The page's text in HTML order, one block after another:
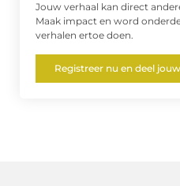
Jouw verhaal kan direct
Maak impact en word
verhalen ertoe doen.
Registreer nu en deel